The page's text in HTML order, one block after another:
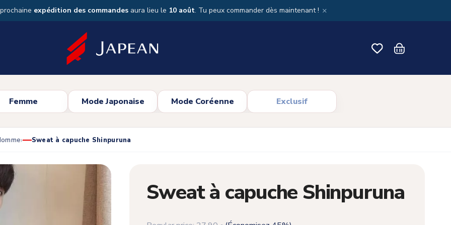
expédition des commandes aura lieu le 10 août. Tu peux commander dès maintenant ! ×
Femme Mode Japonaise Mode Coréenne Exclusif
Sweat à capuche Shinpuruna
Sweat à capuche Shinpuruna